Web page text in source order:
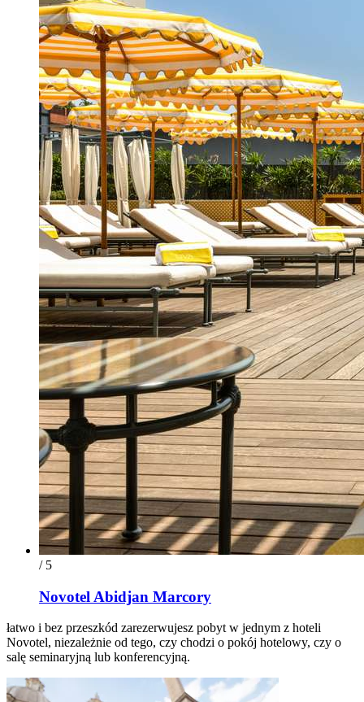
/ 5
Novotel Abidjan Marcory
łatwo i bez przeszkód zarezerwujesz pobyt w jednym z hoteli
Novotel, niezależnie od tego, czy chodzi o pokój hotelowy, czy o
salę seminaryjną lub konferencyjną.